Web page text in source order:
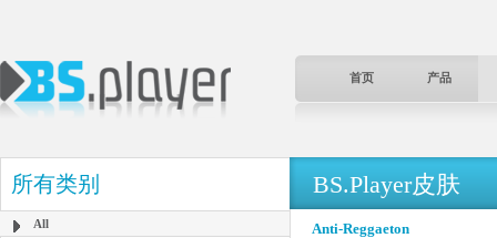
首页 产品
所有类别
All
BS.Player皮肤
Anti-Reggaeton